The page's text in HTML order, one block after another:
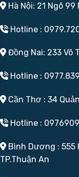
Hà Nội: 21 Ngõ
Hotline :
Đồng Nai: 233 Võ
Hotline :
Cần Thơ : 34
Hotline :
Bình Dương : 555
TP.Thuận An